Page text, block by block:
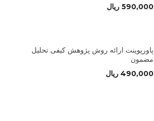
590,000 ریال
پاورپوینت ارائه روش پژوهش کیفی تحلیل
مضمون
490,000 ریال